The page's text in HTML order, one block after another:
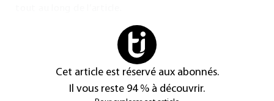
Cet article est réservé aux abonnés.
Il vous reste 94 % à découvrir.